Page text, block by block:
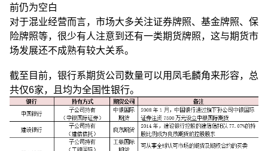
前仍为空白
对于混业经营而言，市场大多关注证券牌照、基金牌照、保
险牌照等，很少有人注意到还有一类期货牌照，这与期货市
场发展还不成熟有较大关系。
截至目前，银行系期货公司数量可以用凤毛麟角来形容，总
共仅6家，且均为全国性银行。